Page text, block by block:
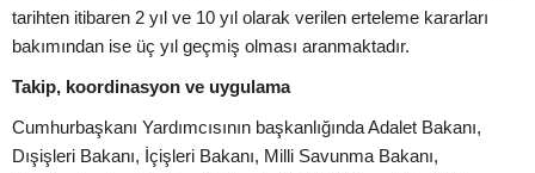
tarihten itibaren 2 yıl ve 10 yıl olarak verilen erteleme kararları
bakımından ise üç yıl geçmiş olması aranmaktadır.
Takip, koordinasyon ve uygulama
Cumhurbaşkanı Yardımcısının başkanlığında Adalet Bakanı,
Dışişleri Bakanı, İçişleri Bakanı, Milli Savunma Bakanı,